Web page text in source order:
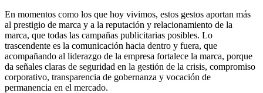
En momentos como los que hoy vivimos, estos gestos aportan más
al prestigio de marca y a la reputación y relacionamiento de la
marca, que todas las campañas publicitarias posibles. Lo
trascendente es la comunicación hacia dentro y fuera, que
acompañando al liderazgo de la empresa fortalece la marca, porque
da señales claras de seguridad en la gestión de la crisis, compromiso
corporativo, transparencia de gobernanza y vocación de
permanencia en el mercado.